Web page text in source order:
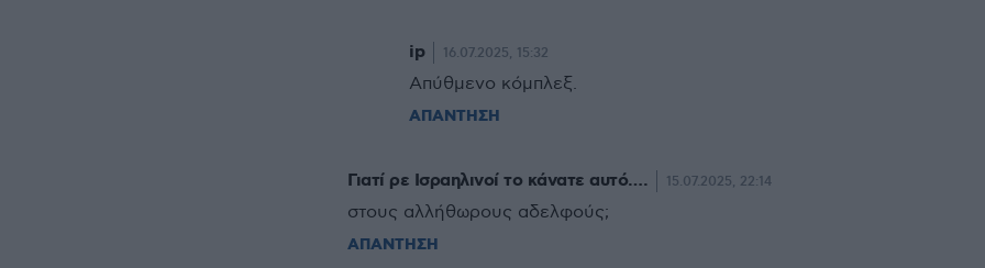
ip 16.07.2025, 15:32
Απύθμενο κόμπλεξ.
ΑΠΑΝΤΗΣΗ
Γιατί ρε Ισραηλινοί το κάνατε αυτό…. 15.07.2025, 22:14
στους αλλήθωρους αδελφούς;
ΑΠΑΝΤΗΣΗ